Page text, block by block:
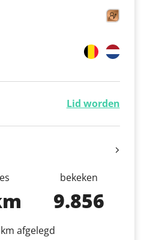
Lid worden
bekeken
9.856
km afgelegd